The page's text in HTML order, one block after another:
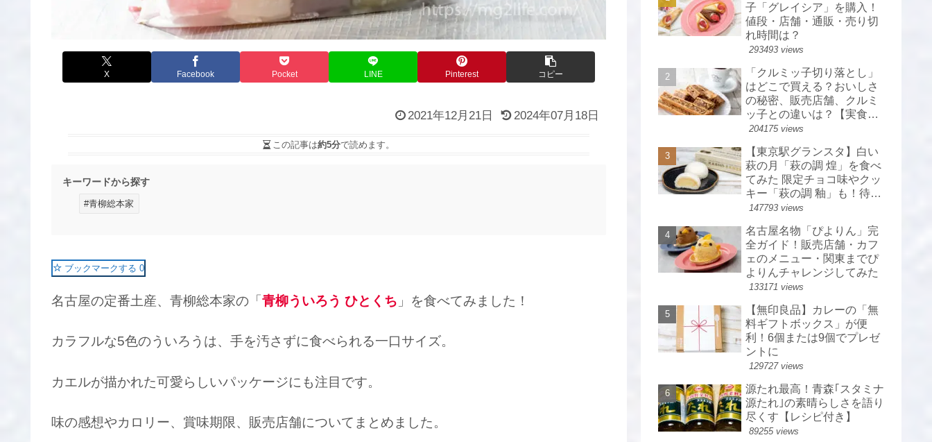
X Facebook Pocket LINE Pinterest コピー
2021年12月21日 2024年07月18日
この記事は約5分で読めます。
キーワードから探す
#青柳総本家
ブックマークする 0
名古屋の定番土産、青柳総本家の「青柳ういろう ひとくち 」を食べてみました！
カラフルな5色のういろうは、手を汚さずに食べられる一口サイズ。
カエルが描かれた可愛らしいパッケージにも注目です。
味の感想やカロリー、賞味期限、販売店舗についてまとめました。
子「グレイシア」を購入！
値段・店舗・通販・売り切
れ時間は？
293493 views
「クルミッ子切り落とし」
はどこで買える？おいしさ
の秘密、販売店舗、クルミ
ッ子との違いは？【実食レ
ポ】
204175 views
【東京駅グランスタ】白い
萩の月「萩の調 煌」を食べ
てみた 限定チョコ味やクッ
キー「萩の調 釉」も！待ち
時間・カロリーは？【菓匠
147793 views
名古屋名物「ぴよりん」完
全ガイド！販売店舗・カフ
ェのメニュー・関東までぴ
よりんチャレンジしてみた
133171 views
【無印良品】カレーの「無
料ギフトボックス」が便
利！6個または9個でプレゼ
ントに
129727 views
源たれ最高！青森｢スタミナ
源たれ｣の素晴らしさを語り
尽くす【レシピ付き】
89255 views